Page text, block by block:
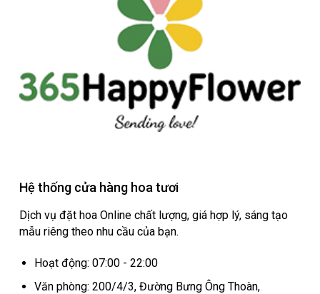
Hệ thống cửa hàng hoa tươi
Dịch vụ đặt hoa Online chất lượng, giá hợp lý, sáng tạo
mẫu riêng theo nhu cầu của bạn.
Hoạt động: 07:00 - 22:00
Văn phòng: 200/4/3, Đường Bưng Ông Thoàn,